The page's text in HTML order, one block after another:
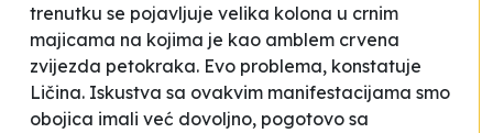
trenutku se pojavljuje velika kolona u crnim
majicama na kojima je kao amblem crvena
zvijezda petokraka. Evo problema, konstatuje
Ličina. Iskustva sa ovakvim manifestacijama smo
obojica imali već dovoljno, pogotovo sa